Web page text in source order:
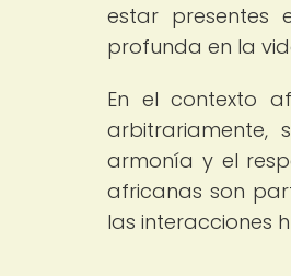
estar presentes
profunda en la
En el contexto
arbitrariamente,
armonía y el
africanas son
las interacciones